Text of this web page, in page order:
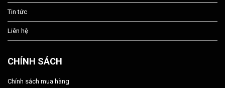
Tin tức
Liên hệ
CHÍNH SÁCH
Chính sách mua hàng